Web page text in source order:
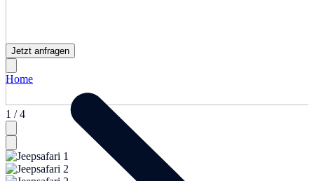
1 / 4
Jetzt anfragen
Home